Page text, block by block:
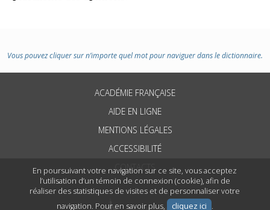
En poursuivant votre navigation sur ce site, vous acceptez
l’utilisation d’un témoin de connexion (cookie), afin de
réaliser des statistiques de visites et de personnaliser votre
navigation. Pour en savoir plus,
cliquez ici .
Vous pouvez cliquer sur n’importe quel mot pour naviguer dans le dictionnaire.
ACADÉMIE FRANÇAISE
AIDE EN LIGNE
MENTIONS LÉGALES
ACCESSIBILITÉ
CONTACTS